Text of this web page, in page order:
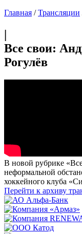
Главная /Трансляции
|
Все свои:
Рогулёв
В новой рубрике
неформальной
хоккейного клуба
Перейти к архиву